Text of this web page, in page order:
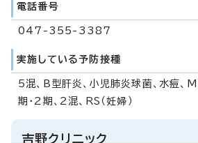
電話番号
047-355-3387
実施している予防接種
5混、B型肝炎、小児肺炎球菌、水痘、
期・2期、2混、RS（妊婦）
吉野クリニック